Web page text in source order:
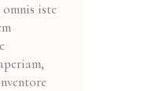
iste